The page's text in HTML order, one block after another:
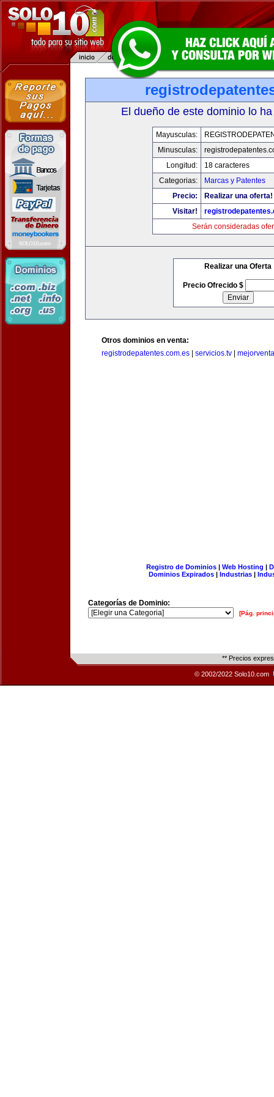
El dueño de este dominio lo
Mayusculas:
Minusculas:
Longitud:
18 caracteres
Categorias:
Marcas y Patentes
Precio:
Realizar una oferta!
Visitar!
Serán consideradas
Realizar una Oferta
Precio Ofrecido $
Otros dominios en venta:
registrodepatentes.com.es
servicios.tv
Registro de Dominios| Web Hosting |
Dominios Expirados | Industrias |
Categorías de Dominio:
[Pág.
** Precios
© 2002/2022 Solo10.com